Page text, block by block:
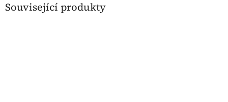
Související produkty